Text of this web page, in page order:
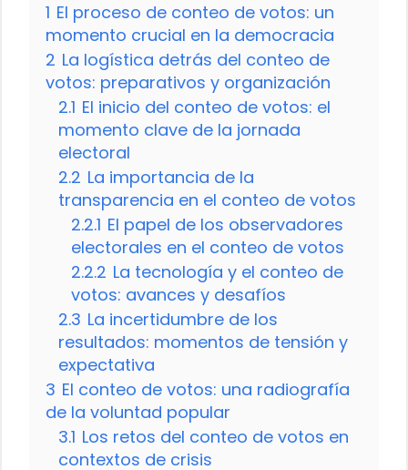
1 El proceso de conteo de votos: un
momento crucial en la democracia
2 La logística detrás del conteo de
votos: preparativos y organización
2.1 El inicio del conteo de votos: el
momento clave de la jornada
electoral
2.2 La importancia de la
transparencia en el conteo de votos
2.2.1 El papel de los observadores
electorales en el conteo de votos
2.2.2 La tecnología y el conteo de
votos: avances y desafíos
2.3 La incertidumbre de los
resultados: momentos de tensión y
expectativa
3 El conteo de votos: una radiografía
de la voluntad popular
3.1 Los retos del conteo de votos en
contextos de crisis